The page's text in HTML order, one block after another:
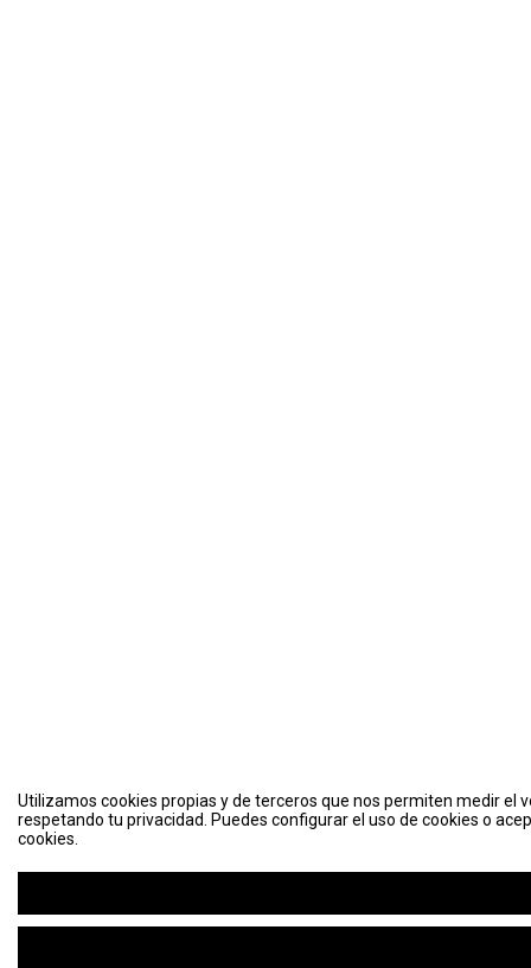
Utilizamos cookies propias y de terceros que nos permiten medir el
respetando tu privacidad. Puedes configurar el uso de cookies o
cookies.